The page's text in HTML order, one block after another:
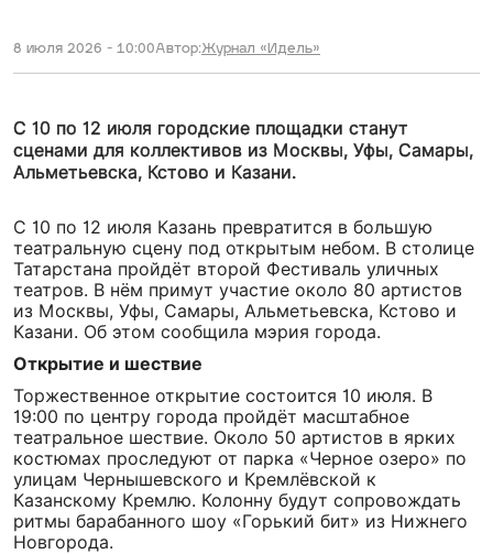
8 июля 2026 - 10:00Автор:Журнал «Идель»
С 10 по 12 июля городские площадки станут
сценами для коллективов из Москвы, Уфы, Самары,
Альметьевска, Кстово и Казани.
С 10 по 12 июля Казань превратится в большую
театральную сцену под открытым небом. В столице
Татарстана пройдёт второй Фестиваль уличных
театров. В нём примут участие около 80 артистов
из Москвы, Уфы, Самары, Альметьевска, Кстово и
Казани. Об этом сообщила мэрия города.
Открытие и шествие
Торжественное открытие состоится 10 июля. В
19:00 по центру города пройдёт масштабное
театральное шествие. Около 50 артистов в ярких
костюмах проследуют от парка «Черное озеро» по
улицам Чернышевского и Кремлёвской к
Казанскому Кремлю. Колонну будут сопровождать
ритмы барабанного шоу «Горький бит» из Нижнего
Новгорода.